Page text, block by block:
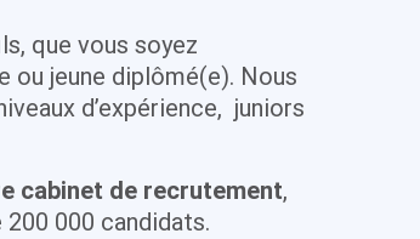
que vous soyez
ou jeune diplômé(e). Nous
d’expérience, juniors
cabinet de recrutement,
000 candidats.